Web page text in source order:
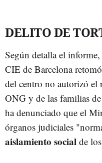
DELITO DE
Según detalla el
CIE de Barcelona
del centro no autorizó el
ONG y de las familias
ha denunciado que el
órganos judiciales
aislamiento social de